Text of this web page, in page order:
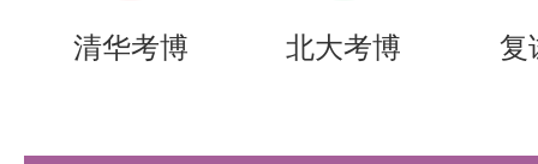
清华考博 北大考博 复